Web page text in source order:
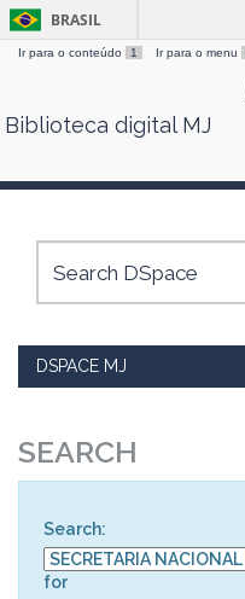
Skip
BRASIL
Ir para o conteúdo 1 Ir para o menu
Biblioteca digital MJ
DSPACE MJ
SEARCH
Search:
for